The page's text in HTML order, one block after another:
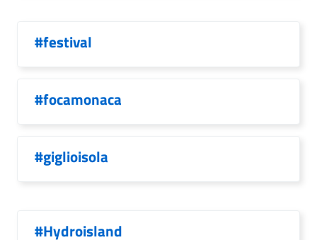
#festival
#focamonaca
#giglioisola
#Hydroisland